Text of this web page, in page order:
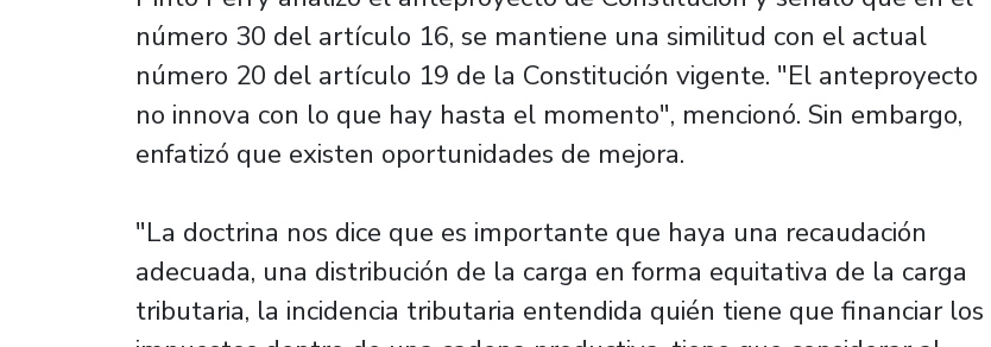
número 30 del artículo 16, se mantiene una similitud con el actual
número 20 del artículo 19 de la Constitución vigente. "El anteproyecto
no innova con lo que hay hasta el momento", mencionó. Sin embargo,
enfatizó que existen oportunidades de mejora.
"La doctrina nos dice que es importante que haya una recaudación
adecuada, una distribución de la carga en forma equitativa de la carga
tributaria, la incidencia tributaria entendida quién tiene que financiar los